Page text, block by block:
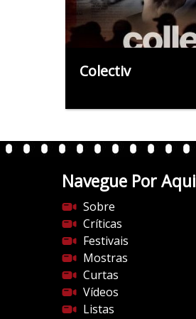
Colectiv
Navegue Por Aqui
Sobre
Críticas
Festivais
Mostras
Curtas
Vídeos
Listas